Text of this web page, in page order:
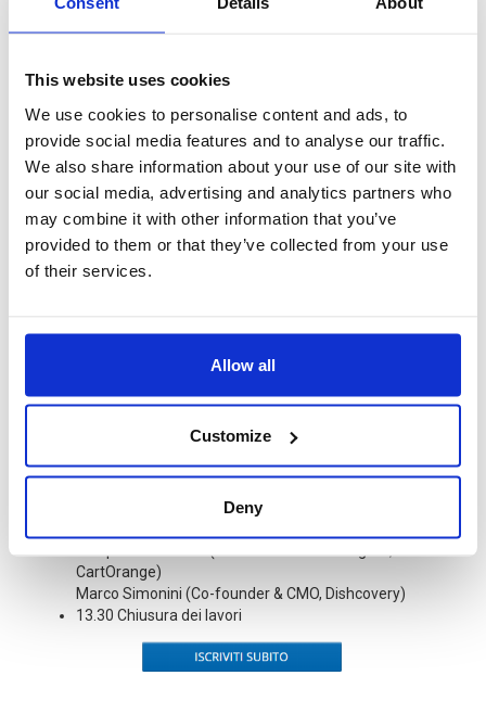
This website uses cookies
We use cookies to personalise content and ads, to
provide social media features and to analyse our traffic.
We also share information about your use of our site with
our social media, advertising and analytics partners who
may combine it with other information that you’ve
provided to them or that they’ve collected from your use
of their services.
Allow all
Customize
Deny
Cina)
Liudmila Shatokhina (Direttore, TRIS-T - Russia)
Discutono i risultati della Ricerca
Partners)
Francesca Benati (Senior Vice President, Online Travel
Companies, WEMEA, Managing Director Italy,
Marco Celani (Amministratore Delegato, ITALIANWAY)
Nicola De Pizzo (Brand Manager, TTG Travel
Experience – Italian Exhibition Group)
Roberto Di Leo (CEO, eMinds)
Isabella Maggi (Direttore Marketing e Comunicazione,
Giovanna Manzi (CEO, BWH Hotel Group | Best Western
– World Hotels)
Marco Montagni (Amministratore Delegato di
Giuseppe Naccarato (Amministratore Unico, Altrama
CartOrange)
Marco Simonini (Co-founder & CMO, Dishcovery)
13.30 Chiusura dei lavori